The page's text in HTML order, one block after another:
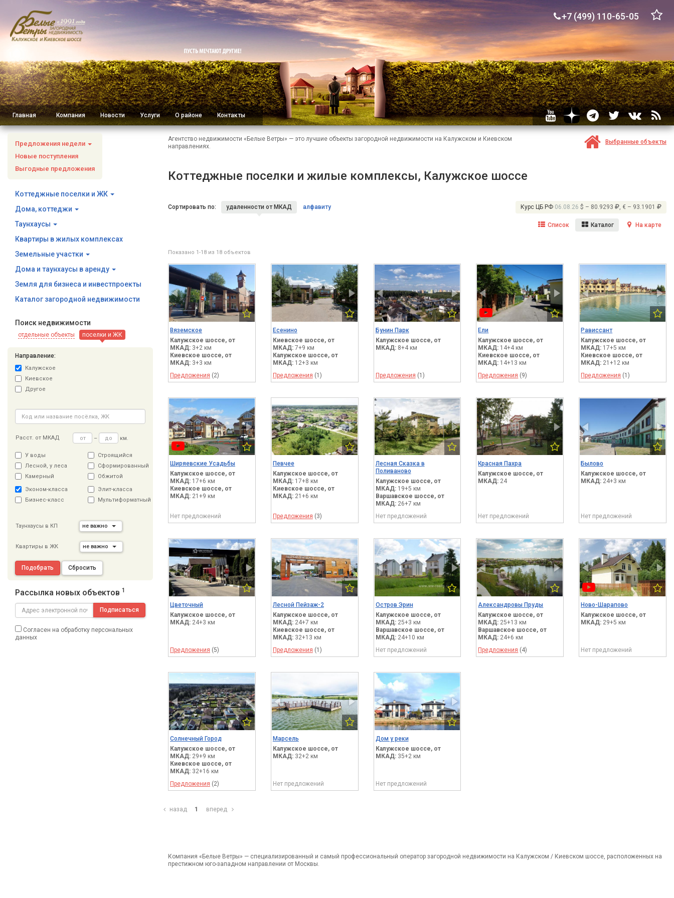
+7 (499) 110-65-05
Главная Компания Новости Услуги О районе Контакты
Предложения недели
Новые поступления
Выгодные предложения
Коттеджные поселки и ЖК
Дома, коттеджи
Таунхаусы
Квартиры в жилых комплексах
Земельные участки
Дома и таунхаусы в аренду
Земля для бизнеса и инвестпроекты
Каталог загородной недвижимости
Поиск недвижимости
отдельные объекты поселки и ЖК
Направление:
Калужское
Киевское
Другое
Расст. от МКАД – км.
У воды
Лесной, у леса
Камерный
Строящийся
Сформированный
Обжитой
Эконом-класса
Бизнес-класс
Элит-класса
Мультиформатный
Таунхаусы в КП не важно
Квартиры в ЖК не важно
Подобрать Сбросить
Рассылка новых объектов 1
Подписаться
Согласен на обработку персональных
данных
Агентство недвижимости «Белые Ветры» — это лучшие объекты загородной недвижимости на Калужском и Киевском
направлениях.
Выбранные объекты
Коттеджные поселки и жилые комплексы, Калужское шоссе
Курс ЦБ РФ 06.08.26 $ – 80.9293 , € – 93.1901
Список Каталог На карте
Сортировать по: удаленности от МКАД алфавиту
Показано 1-18 из 18 объектов
Вяземское
Калужское шоссе, от
МКАД: 3+2 км
Киевское шоссе, от
МКАД: 3+3 км
Предложения (2)
Есенино
Киевское шоссе, от
МКАД:7+9 км
Калужское шоссе, от
МКАД:12+3 км
Предложения (1)
Бунин Парк
Калужское шоссе, от
МКАД:8+4 км
Предложения (1)
Ели
Калужское шоссе, от
МКАД: 14+4 км
Киевское шоссе, от
МКАД: 14+13 км
Предложения (9)
Рависсант
Калужское шоссе, от
МКАД: 17+5 км
Киевское шоссе, от
МКАД: 21+12 км
Предложения (1)
Ширяевские Усадьбы
Калужское шоссе, от
МКАД: 17+6 км
Киевское шоссе, от
МКАД: 21+9 км
Нет предложений
Певчее
Калужское шоссе, от
МКАД:17+8 км
Киевское шоссе, от
МКАД:21+6 км
Предложения (3)
Лесная Сказка в
Поливаново
Калужское шоссе, от
МКАД:19+5 км
Варшавское шоссе, от
МКАД:26+7 км
Нет предложений
Красная Пахра
Калужское шоссе, от
МКАД: 24
Нет предложений
Былово
Калужское шоссе, от
МКАД: 24+3 км
Нет предложений
Цветочный
Калужское шоссе, от
МКАД: 24+3 км
Предложения (5)
Лесной Пейзаж-2
Калужское шоссе, от
МКАД:24+7 км
Киевское шоссе, от
МКАД:32+13 км
Предложения (1)
Остров Эрин
Калужское шоссе, от
МКАД:25+3 км
Варшавское шоссе, от
МКАД:24+10 км
Нет предложений
Александровы Пруды
Калужское шоссе, от
МКАД: 25+13 км
Варшавское шоссе, от
МКАД: 24+6 км
Предложения (4)
Ново-Шарапово
Калужское шоссе, от
МКАД: 29+5 км
Нет предложений
Солнечный Город
Калужское шоссе, от
МКАД: 29+9 км
Киевское шоссе, от
МКАД: 32+16 км
Предложения (2)
Марсель
Калужское шоссе, от
МКАД:32+2 км
Нет предложений
Дом у реки
Калужское шоссе, от
МКАД:35+2 км
Нет предложений
назад 1 вперед
Компания «Белые Ветры» — специализированный и самый профессиональный оператор загородной недвижимости на Калужском / Киевском шоссе, расположенных на
престижном юго-западном направлении от Москвы.